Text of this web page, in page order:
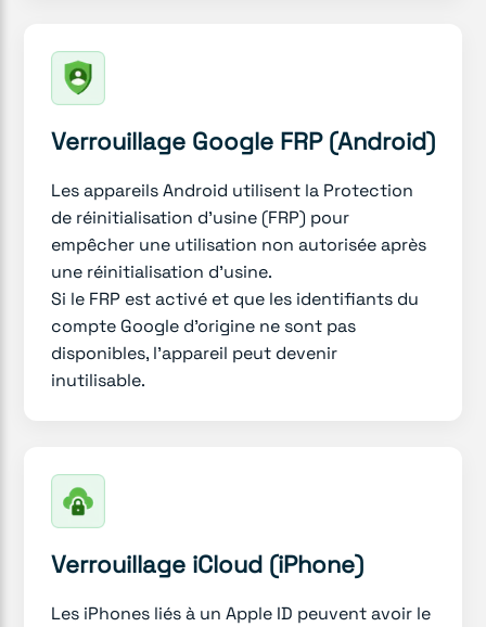
Verrouillage Google FRP (Android)
Les appareils Android utilisent la Protection
de réinitialisation d'usine (FRP) pour
empêcher une utilisation non autorisée après
une réinitialisation d'usine.
Si le FRP est activé et que les identifiants du
compte Google d'origine ne sont pas
disponibles, l'appareil peut devenir
inutilisable.
Verrouillage iCloud (iPhone)
Les iPhones liés à un Apple ID peuvent avoir le